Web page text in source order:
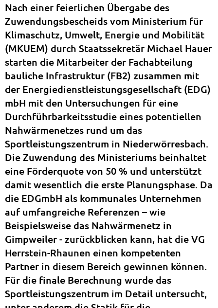
Nach einer feierlichen Übergabe des
Zuwendungsbescheids vom Ministerium für
Klimaschutz, Umwelt, Energie und Mobilität
(MKUEM) durch Staatssekretär Michael Hauer
starten die Mitarbeiter der Fachabteilung
bauliche Infrastruktur (FB2) zusammen mit
der Energiedienstleistungsgesellschaft (EDG)
mbH mit den Untersuchungen für eine
Durchführbarkeitsstudie eines potentiellen
Nahwärmenetzes rund um das
Sportleistungszentrum in Niederwörresbach.
Die Zuwendung des Ministeriums beinhaltet
eine Förderquote von 50 % und unterstützt
damit wesentlich die erste Planungsphase. Da
die EDGmbH als kommunales Unternehmen
auf umfangreiche Referenzen – wie
Beispielsweise das Nahwärmenetz in
Gimpweiler - zurückblicken kann, hat die VG
Herrstein-Rhaunen einen kompetenten
Partner in diesem Bereich gewinnen können.
Für die finale Berechnung wurde das
Sportleistungszentrum im Detail untersucht,